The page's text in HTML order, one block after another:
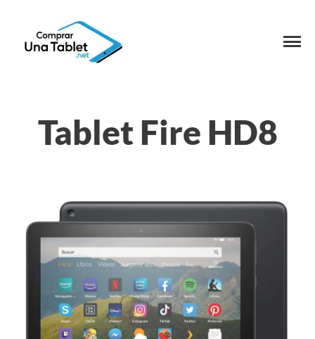
Tablet Fire HD8